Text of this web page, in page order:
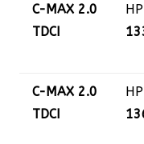
C-MAX 2.0
TDCI
HP
C-MAX 2.0
TDCI
HP